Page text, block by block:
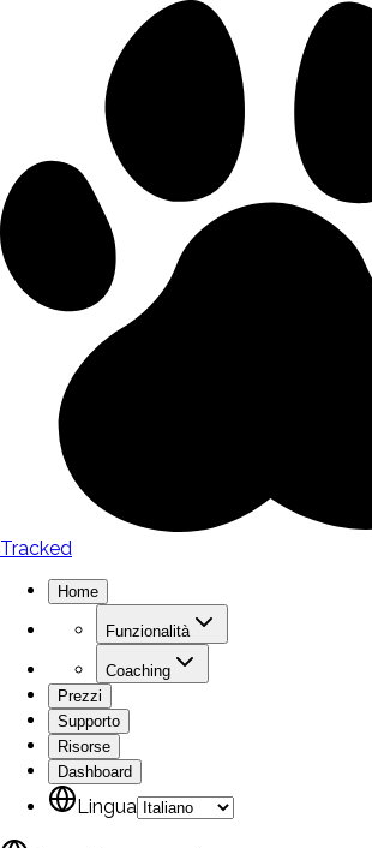
Tracked
Home
Funzionalità
Coaching
Prezzi
Supporto
Risorse
Dashboard
Lingua